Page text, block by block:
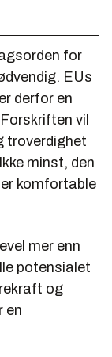
for
EUs
derfor en
vil
troverdighet
minst, den
komfortable
mer enn
potensialet
og
en